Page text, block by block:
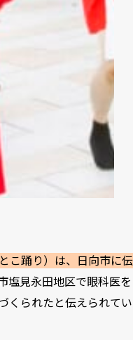
こ踊り）は、日向市に伝
塩見永田地区で眼科医を
くられたと伝えられてい